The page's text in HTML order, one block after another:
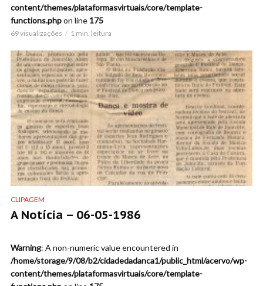
content/themes/plataformasvirtuais/core/template-
functions.phpon line 175
69 visualizações 1 min. leitura
CLIPAGEM
A Notícia – 06-05-1986
Warning: A non-numeric value encountered in
/home/storage/9/08/b2/cidadedadanca1/public_html/acervo/wp-
content/themes/plataformasvirtuais/core/template-